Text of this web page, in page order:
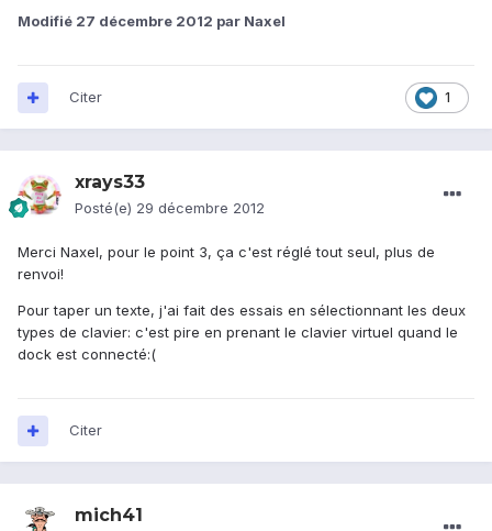
Modifié 27 décembre 2012 par Naxel
1
Citer
xrays33
Posté(e) 29 décembre 2012
Merci Naxel, pour le point 3, ça c'est réglé tout seul, plus de
renvoi!
Pour taper un texte, j'ai fait des essais en sélectionnant les deux
types de clavier: c'est pire en prenant le clavier virtuel quand le
dock est connecté:(
Citer
mich41